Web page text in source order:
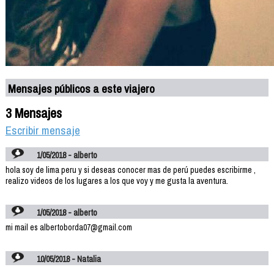
Mensajes públicos a este viajero
3 Mensajes
Escribir mensaje
1/05/2018 - alberto
hola soy de lima peru y si deseas conocer mas de perú puedes escribirme ,
realizo videos de los lugares a los que voy y me gusta la aventura.
1/05/2018 - alberto
mi mail es albertoborda07@gmail.com
10/05/2018 - Natalia